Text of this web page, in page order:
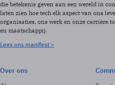
die betekenis geven aan een wereld in
laten zien hoe tech elk aspect van ons
organisaties, ons werk en onze carrière
en maatschappij.
Lees ons manifest >
Over ons